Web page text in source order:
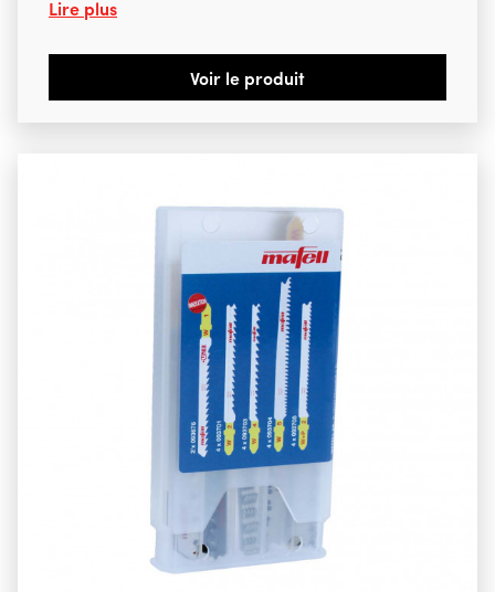
Lire plus
Voir le produit